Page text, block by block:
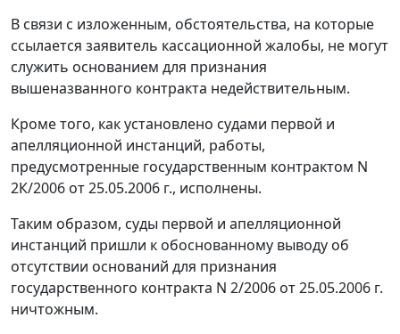
В связи с изложенным, обстоятельства, на которые
ссылается заявитель кассационной жалобы, не могут
служить основанием для признания
вышеназванного контракта недействительным.
Кроме того, как установлено судами первой и
апелляционной инстанций, работы,
предусмотренные государственным контрактом N
2К/2006 от 25.05.2006 г., исполнены.
Таким образом, суды первой и апелляционной
инстанций пришли к обоснованному выводу об
отсутствии оснований для признания
государственного контракта N 2/2006 от 25.05.2006 г.
ничтожным.